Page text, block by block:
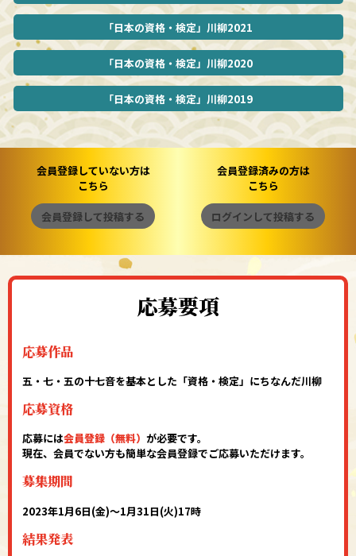
「日本の資格・検定」川柳2021
「日本の資格・検定」川柳2020
「日本の資格・検定」川柳2019
会員登録していない方は
こちら
会員登録して投稿する
会員登録済みの方は
こちら
ログインして投稿する
応募要項
応募作品
五・七・五の十七音を基本とした「資格・検定」にちなんだ川柳
応募資格
応募には会員登録（無料） が必要です。
現在、会員でない方も簡単な会員登録でご応募いただけます。
募集期間
2023年1月6日(金)〜1月31日(火)17時
結果発表